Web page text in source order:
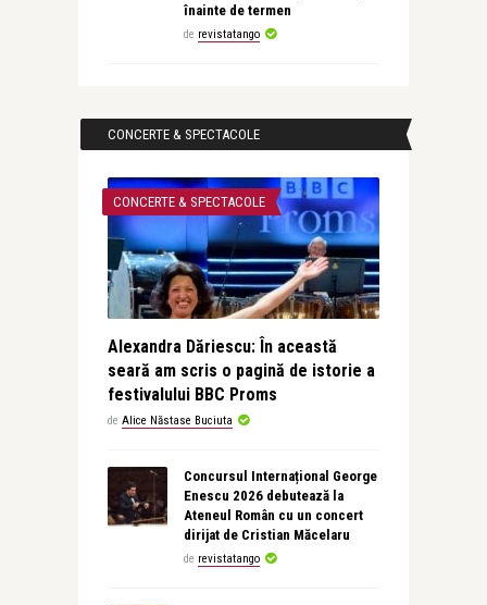
înainte de termen
de revistatango
CONCERTE & SPECTACOLE
CONCERTE & SPECTACOLE
Alexandra Dăriescu: În această
seară am scris o pagină de istorie a
festivalului BBC Proms
de Alice Năstase Buciuta
Concursul Internațional George
Enescu 2026 debutează la
Ateneul Român cu un concert
dirijat de Cristian Măcelaru
de revistatango